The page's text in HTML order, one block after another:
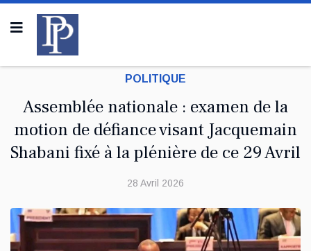
POLITIQUE
Assemblée nationale : examen de la
motion de défiance visant Jacquemain
Shabani fixé à la plénière de ce 29 Avril
28 Avril 2026